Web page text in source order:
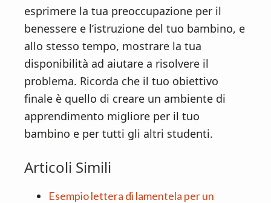
esprimere la tua preoccupazione per il
benessere e l’istruzione del tuo bambino, e
allo stesso tempo, mostrare la tua
disponibilità ad aiutare a risolvere il
problema. Ricorda che il tuo obiettivo
finale è quello di creare un ambiente di
apprendimento migliore per il tuo
bambino e per tutti gli altri studenti.
Articoli Simili
Esempio lettera di lamentela per un